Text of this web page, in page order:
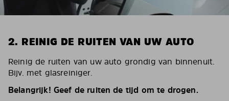
2. REINIG DE RUITEN VAN UW AUTO
Reinig de ruiten van uw auto grondig van binnenuit.
Bijv. met glasreiniger.
Belangrijk! Geef de ruiten de tijd om te drogen.